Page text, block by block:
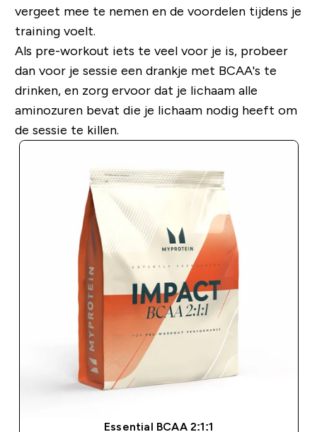
vergeet mee te nemen en de voordelen tijdens je
training voelt.
Als pre-workout iets te veel voor je is, probeer
dan voor je sessie een drankje met BCAA's te
drinken, en zorg ervoor dat je lichaam alle
aminozuren bevat die je lichaam nodig heeft om
de sessie te killen.
Essential BCAA 2:1:1